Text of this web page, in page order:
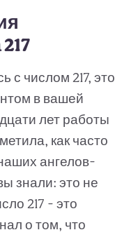
с числом 217, это
в вашей
лет работы
как часто
ангелов-
знали: это не
217 - это
о том, что